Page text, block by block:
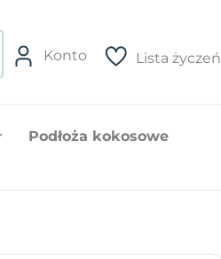
Konto Lista życzeń
Podłoża kokosowe